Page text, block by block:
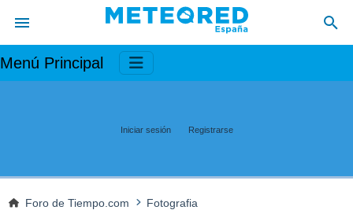
Menú Principal
Iniciar sesión Registrarse
Foro de Tiempo.com
Fotografia